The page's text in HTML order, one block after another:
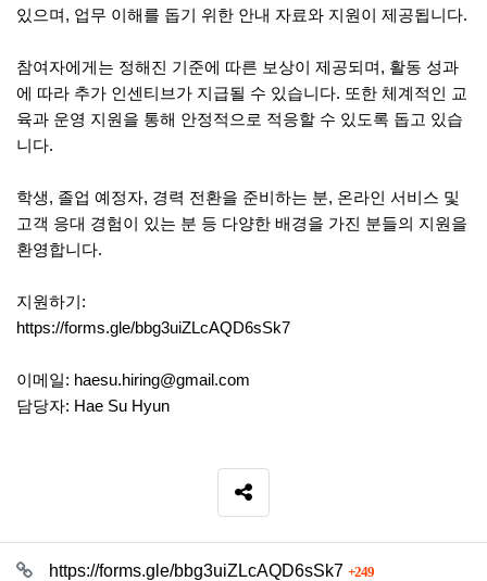
있으며, 업무 이해를 돕기 위한 안내 자료와 지원이 제공됩니다.
참여자에게는 정해진 기준에 따른 보상이 제공되며, 활동 성과
에 따라 추가 인센티브가 지급될 수 있습니다. 또한 체계적인 교
육과 운영 지원을 통해 안정적으로 적응할 수 있도록 돕고 있습
니다.
학생, 졸업 예정자, 경력 전환을 준비하는 분, 온라인 서비스 및
고객 응대 경험이 있는 분 등 다양한 배경을 가진 분들의 지원을
환영합니다.
지원하기:
https://forms.gle/bbg3uiZLcAQD6sSk7
이메일: haesu.hiring@gmail.com
담당자: Hae Su Hyun
SNS 공유
관련자료https://forms.gle/bbg3uiZLcAQD6sSk7 249회 연결